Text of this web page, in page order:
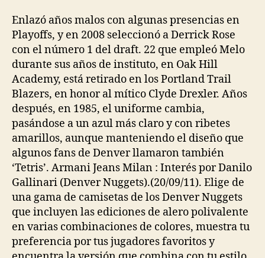
Enlazó años malos con algunas presencias en
Playoffs, y en 2008 seleccionó a Derrick Rose
con el número 1 del draft. 22 que empleó Melo
durante sus años de instituto, en Oak Hill
Academy, está retirado en los Portland Trail
Blazers, en honor al mítico Clyde Drexler. Años
después, en 1985, el uniforme cambia,
pasándose a un azul más claro y con ribetes
amarillos, aunque manteniendo el diseño que
algunos fans de Denver llamaron también
‘Tetris’. Armani Jeans Milan : Interés por Danilo
Gallinari (Denver Nuggets).(20/09/11). Elige de
una gama de camisetas de los Denver Nuggets
que incluyen las ediciones de alero polivalente
en varias combinaciones de colores, muestra tu
preferencia por tus jugadores favoritos y